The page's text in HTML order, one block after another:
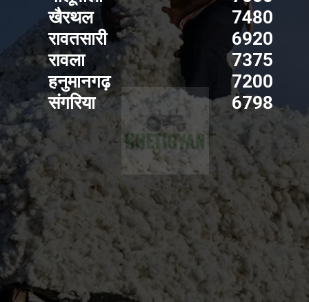
खैरथल
रावतसारी
रावला
हनुमानगढ़
संगरिया
7480
6920
7375
7200
6798